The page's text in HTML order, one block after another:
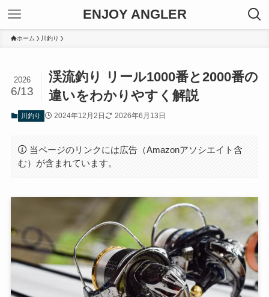
ENJOY ANGLER
ホーム 川釣り
渓流釣り リール1000番と2000番の
違いをわかりやすく解説
2026
6/13
川釣り 2024年12月2日 2026年6月13日
当ページのリンクには広告（Amazonアソシエイト含
む）が含まれています。